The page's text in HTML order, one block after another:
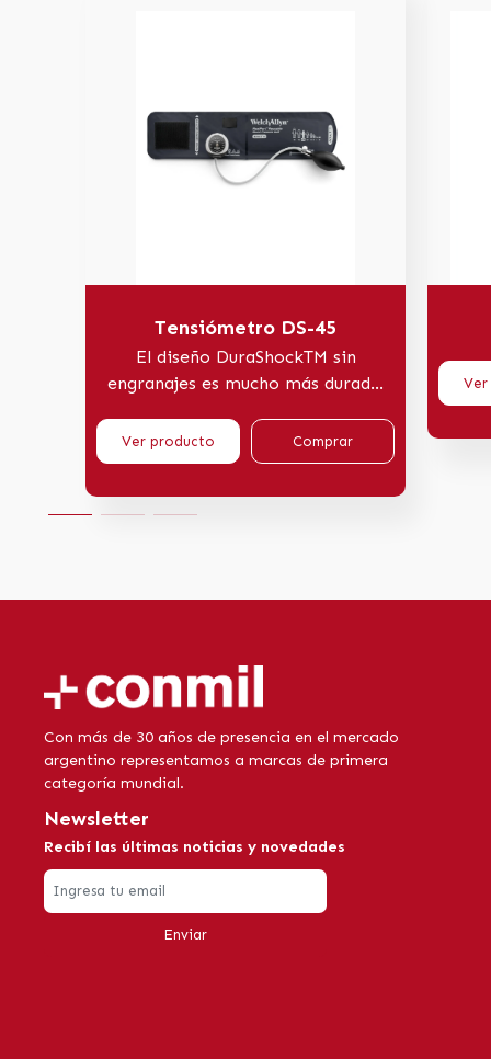
Tensiómetro DS-45
El diseño DuraShockTM sin
engranajes es mucho más durad...
Ver producto Comprar
Con más de 30 años de presencia en el mercado
argentino representamos a marcas de primera
categoría mundial.
Newsletter
Recibí las últimas noticias y novedades
Enviar